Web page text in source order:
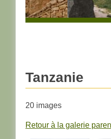
Tanzanie
20 images
Retour à la galerie